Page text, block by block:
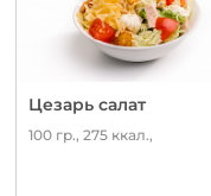
Цезарь салат
100 гр., 275 ккал.,